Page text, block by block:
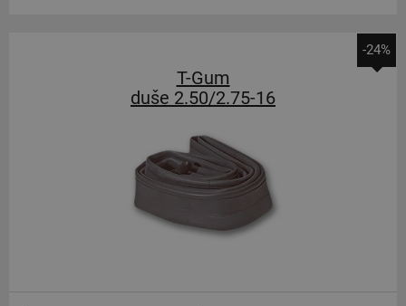
-24%
T-Gum
duše 2.50/2.75-16